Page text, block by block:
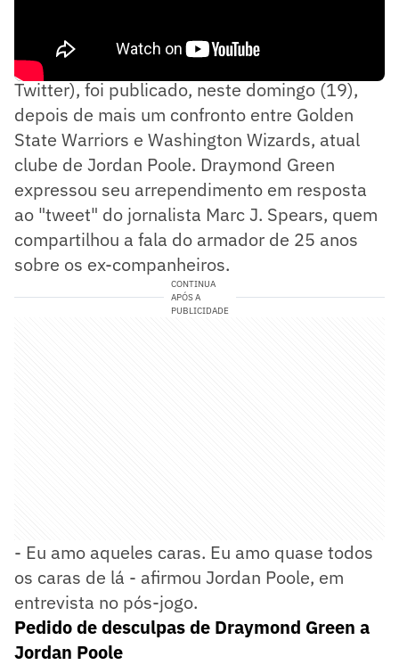
O pedido de desculpas, feito pelo X (antigo
Twitter), foi publicado, neste domingo (19),
depois de mais um confronto entre Golden
State Warriors e Washington Wizards, atual
clube de Jordan Poole. Draymond Green
expressou seu arrependimento em resposta
ao "tweet" do jornalista Marc J. Spears, quem
compartilhou a fala do armador de 25 anos
sobre os ex-companheiros.
CONTINUA
APÓS A
PUBLICIDADE
- Eu amo aqueles caras. Eu amo quase todos
os caras de lá - afirmou Jordan Poole, em
entrevista no pós-jogo.
Pedido de desculpas de Draymond Green a
Jordan Poole